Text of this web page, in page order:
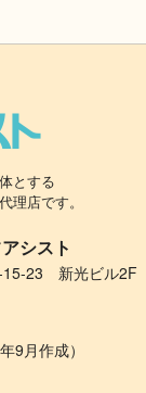
とする
理店です。
シスト
15-23 新光ビル2F
9月作成）